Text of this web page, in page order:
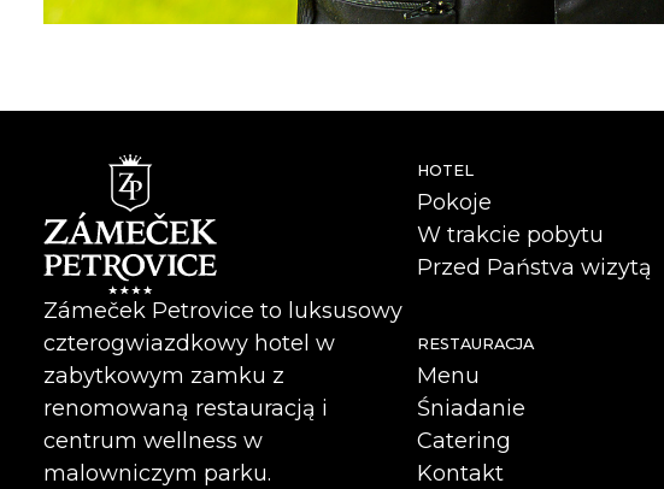
Zámeček Petrovice to luksusowy
czterogwiazdkowy hotel w
zabytkowym zamku z
renomowaną restauracją i
centrum wellness w
malowniczym parku.
HOTEL
Pokoje
W trakcie pobytu
Przed Państva wizytą
RESTAURACJA
Menu
Śniadanie
Catering
Kontakt